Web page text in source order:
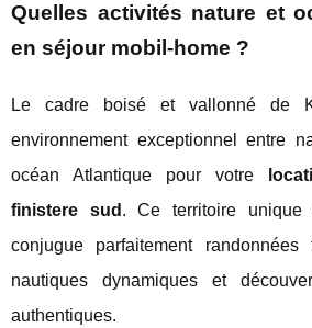
Quelles activités nature et
en séjour mobil-home ?
Le cadre boisé et vallonné de
environnement exceptionnel entre
océan Atlantique pour votre
finistere sud . Ce territoire unique
conjugue parfaitement randonnées
nautiques dynamiques et
authentiques.